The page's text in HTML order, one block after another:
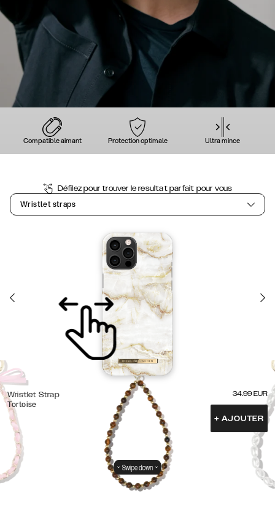
Compatible aimant Protection optimale Ultra mince
Défilez pour trouver le resultat parfait pour vous
Wristlet straps
Wristlet Strap
Tortoise
34.99 EUR
+ AJOUTER
Swipe down